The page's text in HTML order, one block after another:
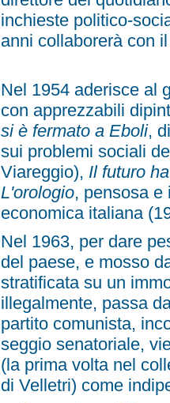
inchieste politico-
anni collaborerà con
Nel 1954 aderisce al
con apprezzabili
si è fermato a Eboli,
sui problemi sociali
Viareggio), Il futuro
L'orologio, pensosa
economicaitaliana (
Nel 1963, per dare
del paese, e mosso
stratificata su un
illegalmente, passa
partito comunista,
seggio senatoriale,
(la prima volta nel
di Velletri) come